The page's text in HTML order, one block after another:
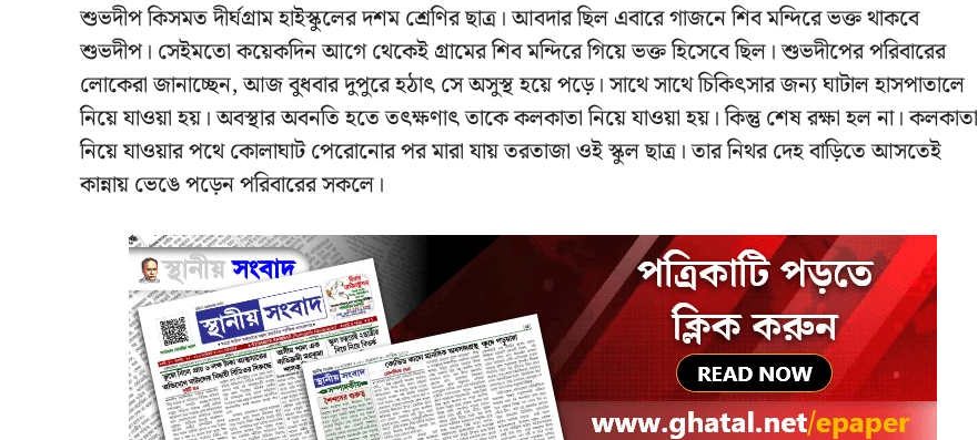
শুভদীপ কিসমত দীর্ঘগ্রাম হাইস্কুলের দশম শ্রেণির ছাত্র। আবদার ছিল এবারে গাজনে শিব মন্দিরে ভক্ত থাকবে
শুভদীপ। সেইমতো কয়েকদিন আগে থেকেই গ্ৰামের শিব মন্দিরে গিয়ে ভক্ত হিসেবে ছিল। শুভদীপের পরিবারের
লোকেরা জানাচ্ছেন, আজ বুধবার দুপুরে হঠাৎ সে অসুস্থ হয়ে পড়ে। সাথে সাথে চিকিৎসার জন্য ঘাটাল হাসপাতালে
নিয়ে যাওয়া হয়। অবস্থার অবনতি হতে তৎক্ষণাৎ তাকে কলকাতা নিয়ে যাওয়া হয়। কিন্তু শেষ রক্ষা হল না। কলকাতা
নিয়ে যাওয়ার পথে কোলাঘাট পেরোনোর পর মারা যায় তরতাজা ওই স্কুল ছাত্র। তার নিথর দেহ বাড়িতে আসতেই
কান্নায় ভেঙে পড়েন পরিবারের সকলে।